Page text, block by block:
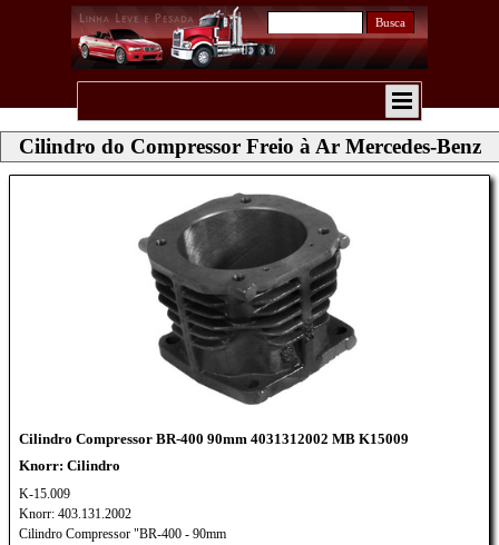
Busca
Cilindro do Compressor Freio à Ar Mercedes-Benz
Cilindro Compressor BR-400 90mm 4031312002 MB K15009
Knorr: Cilindro
K-15.009
Knorr: 403.131.2002
Cilindro Compressor "BR-400 - 90mm